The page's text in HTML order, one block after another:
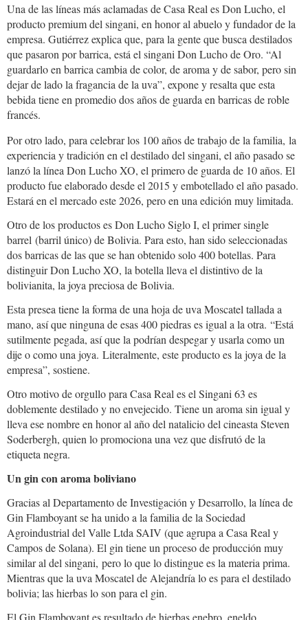
Una de las líneas más aclamadas de Casa Real es Don Lucho, el
producto premium del singani, en honor al abuelo y fundador de la
empresa. Gutiérrez explica que, para la gente que busca destilados
que pasaron por barrica, está el singani Don Lucho de Oro. “Al
guardarlo en barrica cambia de color, de aroma y de sabor, pero sin
dejar de lado la fragancia de la uva”, expone y resalta que esta
bebida tiene en promedio dos años de guarda en barricas de roble
francés.
casa_real_2.jpg
Por otro lado, para celebrar los 100 años de trabajo de la familia, la
experiencia y tradición en el destilado del singani, el año pasado se
lanzó la línea Don Lucho XO, el primero de guarda de 10 años. El
producto fue elaborado desde el 2015 y embotellado el año pasado.
Estará en el mercado este 2026, pero en una edición muy limitada.
Otro de los productos es Don Lucho Siglo I, el primer single
barrel (barril único) de Bolivia. Para esto, han sido seleccionadas
dos barricas de las que se han obtenido solo 400 botellas. Para
distinguir Don Lucho XO, la botella lleva el distintivo de la
bolivianita, la joya preciosa de Bolivia.
Esta presea tiene la forma de una hoja de uva Moscatel tallada a
mano, así que ninguna de esas 400 piedras es igual a la otra. “Está
sutilmente pegada, así que la podrían despegar y usarla como un
dije o como una joya. Literalmente, este producto es la joya de la
empresa”, sostiene.
Otro motivo de orgullo para Casa Real es el Singani 63 es
doblemente destilado y no envejecido. Tiene un aroma sin igual y
lleva ese nombre en honor al año del natalicio del cineasta Steven
Soderbergh, quien lo promociona una vez que disfrutó de la
etiqueta negra.
Un gin con aroma boliviano
Gracias al Departamento de Investigación y Desarrollo, la línea de
Gin Flamboyant se ha unido a la familia de la Sociedad
Agroindustrial del Valle Ltda SAIV (que agrupa a Casa Real y
Campos de Solana). El gin tiene un proceso de producción muy
similar al del singani, pero lo que lo distingue es la materia prima.
Mientras que la uva Moscatel de Alejandría lo es para el destilado
bolivia; las hierbas lo son para el gin.
El Gin Flamboyant es resultado de hierbas enebro, eneldo,